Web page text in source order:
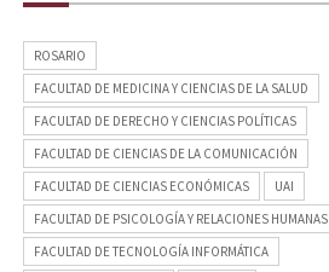
ROSARIO
FACULTAD DE MEDICINA Y CIENCIAS DE LA SALUD
FACULTAD DE DERECHO Y CIENCIAS POLÍTICAS
FACULTAD DE CIENCIAS DE LA COMUNICACIÓN
FACULTAD DE CIENCIAS ECONÓMICAS
UAI
FACULTAD DE PSICOLOGÍA Y RELACIONES HUMANAS
FACULTAD DE TECNOLOGÍA INFORMÁTICA